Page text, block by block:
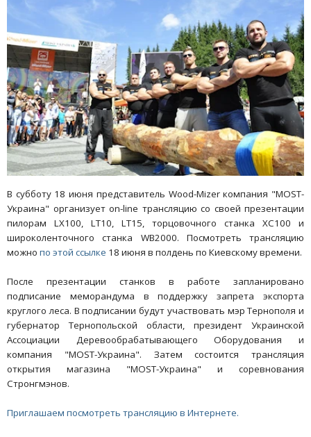
В субботу 18 июня представитель Wood-Mizer компания "MOST-
Украина" организует on-line трансляцию со своей презентации
пилорам LX100, LT10, LT15, торцовочного станка XC100 и
широколенточного станка WB2000. Посмотреть трансляцию
можно по этой ссылке 18 июня в полдень по Киевскому времени.
После презентации станков в работе запланировано
подписание меморандума в поддержку запрета экспорта
круглого леса. В подписании будут участвовать мэр Тернополя и
губернатор Тернопольской области, президент Украинской
Ассоциации Деревообрабатывающего Оборудования и
компания "MOST-Украина". Затем состоится трансляция
открытия магазина "MOST-Украина" и соревнования
Стронгмэнов.
Приглашаем посмотреть трансляцию в Интернете.